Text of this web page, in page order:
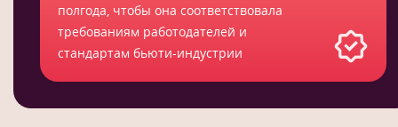
полгода, чтобы она соответствовала
требованиям работодателей и
стандартам бьюти-индустрии